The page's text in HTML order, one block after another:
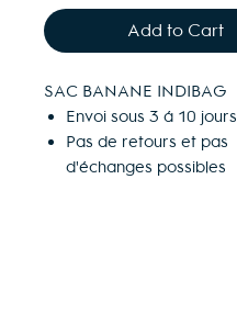
Add to Cart
SAC BANANE INDIBAG
Envoi sous 3 à 10 jours
Pas de retours et pas
d'échanges possibles